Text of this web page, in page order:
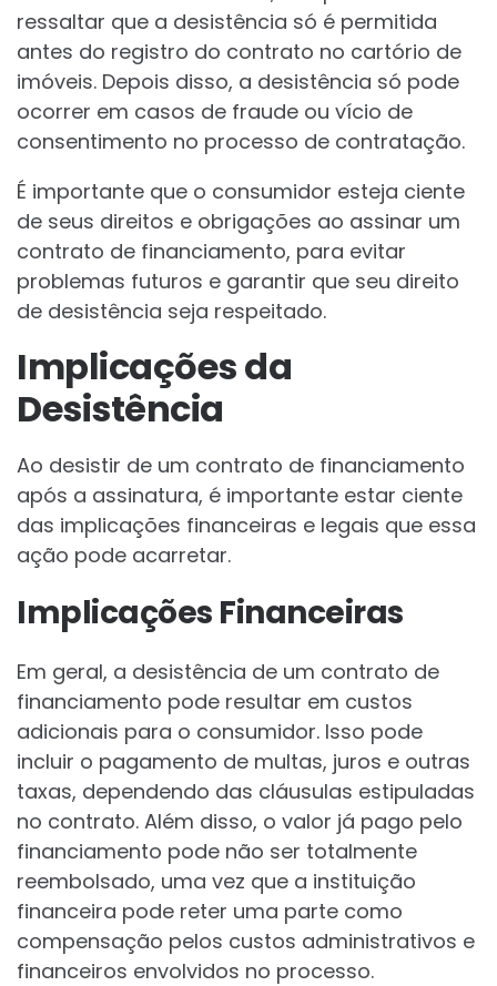
ressaltar que a desistência só é permitida
antes do registro do contrato no cartório de
imóveis. Depois disso, a desistência só pode
ocorrer em casos de fraude ou vício de
consentimento no processo de contratação.
É importante que o consumidor esteja ciente
de seus direitos e obrigações ao assinar um
contrato de financiamento, para evitar
problemas futuros e garantir que seu direito
de desistência seja respeitado.
Implicações da
Desistência
Ao desistir de um contrato de financiamento
após a assinatura, é importante estar ciente
das implicações financeiras e legais que essa
ação pode acarretar.
Implicações Financeiras
Em geral, a desistência de um contrato de
financiamento pode resultar em custos
adicionais para o consumidor. Isso pode
incluir o pagamento de multas, juros e outras
taxas, dependendo das cláusulas estipuladas
no contrato. Além disso, o valor já pago pelo
financiamento pode não ser totalmente
reembolsado, uma vez que a instituição
financeira pode reter uma parte como
compensação pelos custos administrativos e
financeiros envolvidos no processo.